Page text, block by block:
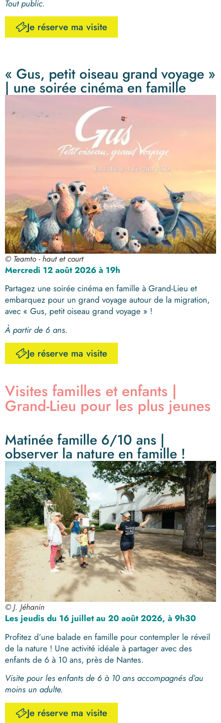
Tout public.
Je réserve ma visite
« Gus, petit oiseau grand voyage »
| une soirée cinéma en famille
© Teamto - haut et court
Mercredi 12 août 2026 à 19h
Partagez une soirée cinéma en famille à Grand-Lieu et
embarquez pour un grand voyage autour de la migration,
avec « Gus, petit oiseau grand voyage » !
À partirde 6 ans.
Je réserve ma visite
Visites familles et enfants |
Grand-Lieu pour les plus jeunes
Matinée famille 6/10 ans |
observer la nature en famille !
© J. Jéhanin
Les jeudis du 16 juillet au 20 août 2026, à 9h30
Profitez d’une balade en famille pour contempler le réveil
de la nature ! Une activité idéale à partager avec des
enfants de 6 à 10 ans, près de Nantes.
Visite pour les enfants de 6 à 10 ans accompagnés d’au
moins un adulte.
Je réserve ma visite